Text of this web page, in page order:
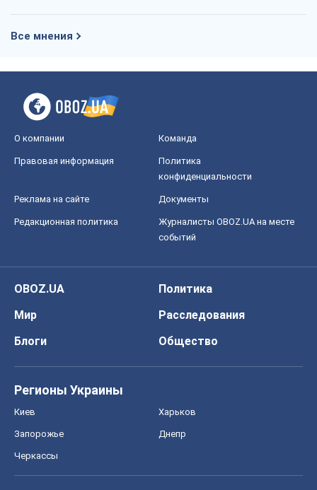
Все мнения
О компании Команда
Правовая информация
Политика
конфиденциальности
Реклама на сайте Документы
Редакционная политика
Журналисты OBOZ.UA на месте
событий
OBOZ.UA
Политика
Мир
Расследования
Блоги
Общество
Регионы Украины
Киев Харьков
Запорожье Днепр
Черкассы